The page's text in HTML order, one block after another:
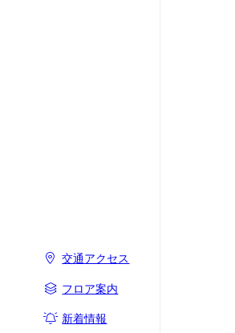
交通アクセス
フロア案内
新着情報